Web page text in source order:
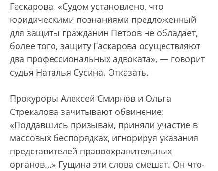
Гаскарова. «Судом установлено, что
юридическими познаниями предложенный
для защиты гражданин Петров не обладает,
более того, защиту Гаскарова осуществляют
два профессиональных адвоката», — говорит
судья Наталья Сусина. Отказать.
Прокуроры Алексей Смирнов и Ольга
Стрекалова зачитывают обвинение:
«Поддавшись призывам, приняли участие в
массовых беспорядках, игнорируя указания
представителей правоохранительных
органов…» Гущина эти слова смешат. Он что-